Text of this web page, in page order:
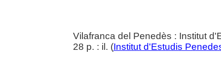
Vilafranca del Penedès : Institut
28 p. : il. (Institut d'Estudis